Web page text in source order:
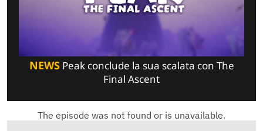
NEWSPeak conclude la sua scalata con The
Final Ascent